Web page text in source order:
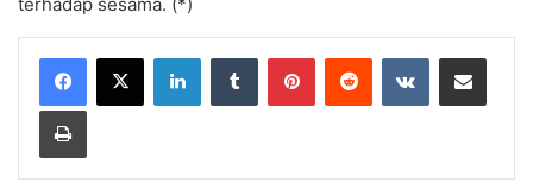
LinkedInTumblr PinterestReddit VKontakteShare via Email
Print